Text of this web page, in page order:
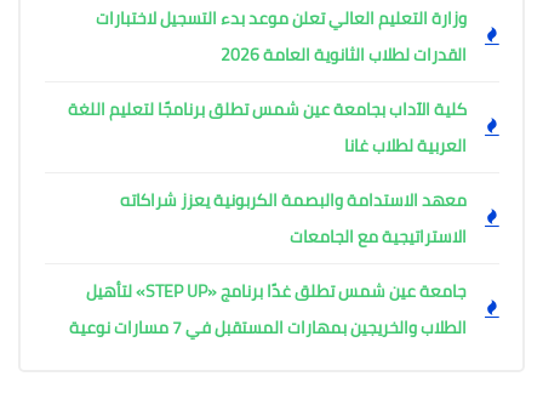
وزارة التعليم العالي تعلن موعد بدء التسجيل لاختبارات
القدرات لطلاب الثانوية العامة 2026
كلية الآداب بجامعة عين شمس تطلق برنامجًا لتعليم اللغة
العربية لطلاب غانا
معهد الاستدامة والبصمة الكربونية يعزز شراكاته
الاستراتيجية مع الجامعات
جامعة عين شمس تطلق غدًا برنامج «STEP UP» لتأهيل
الطلاب والخريجين بمهارات المستقبل في 7 مسارات نوعية